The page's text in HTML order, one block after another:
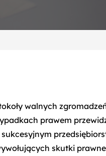
walnych
prawem
skutki